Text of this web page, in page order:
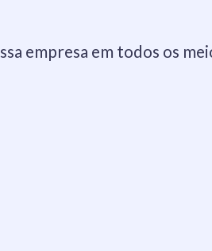
empresa em todos os